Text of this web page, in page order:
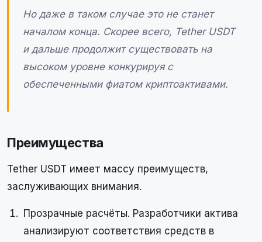
Но даже в таком случае это не станет
началом конца. Скорее всего, Tether USDT
и дальше продолжит существовать на
высоком уровне конкурируя с
обеспеченными фиатом криптоактивами.
Преимущества
Tether USDT имеет массу преимуществ,
заслуживающих внимания.
Прозрачные расчёты. Разработчики актива
анализируют соответствия средств в